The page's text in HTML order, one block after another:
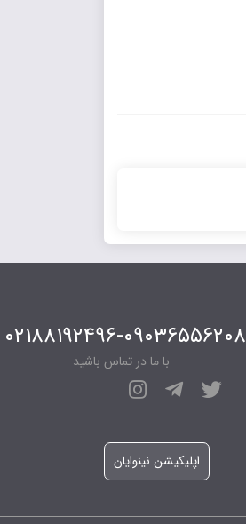
۰۲۱۸۸۱۹۲۴۹۶-۰۹۰۳۶۵۵۶۲۰۸
با ما در تماس باشید
اپلیکیشن نینوایان